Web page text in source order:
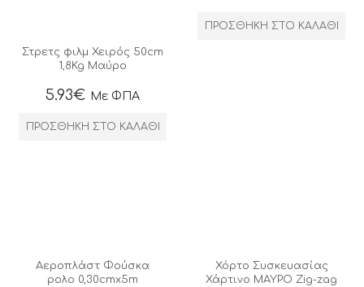
Στρετς φιλμ Χειρός 50cm
1,8Kg Μαύρο
5.93€ Με ΦΠΑ
ΠΡΟΣΘΉΚΗ ΣΤΟ ΚΑΛΆΘΙ
ΠΡΟΣΘΉΚΗ ΣΤΟ ΚΑΛΆΘΙ
Αεροπλάστ Φούσκα
ρολο 0,30cmx5m
Χόρτο Συσκευασίας
Χάρτινο ΜΑΥΡΟ Zig-zag